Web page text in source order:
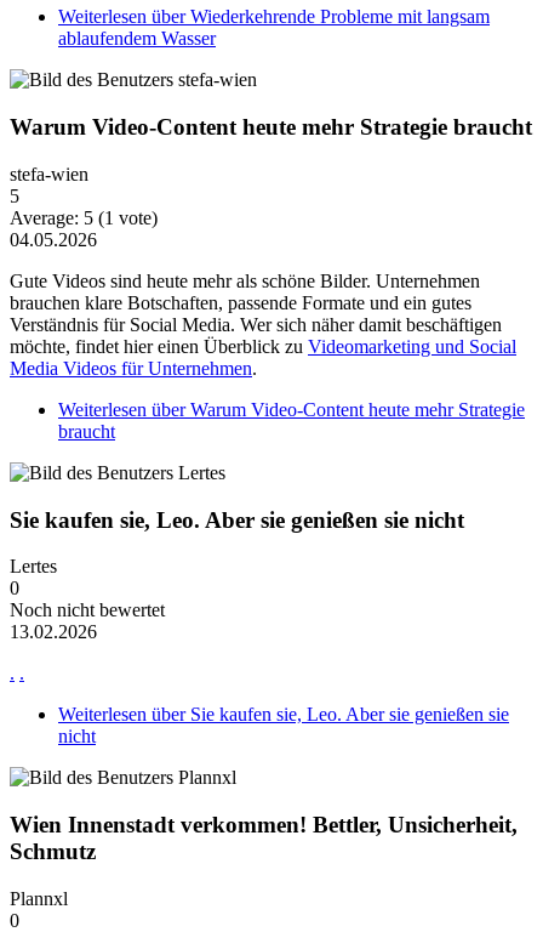
Weiterlesen über Wiederkehrende Probleme mit langsam
ablaufendem Wasser
Warum Video-Content heute mehr Strategie braucht
stefa-wien
5
Average: 5 (1 vote)
04.05.2026
Gute Videos sind heute mehr als schöne Bilder. Unternehmen
brauchen klare Botschaften, passende Formate und ein gutes
Verständnis für Social Media. Wer sich näher damit beschäftigen
möchte, findet hier einen Überblick zu Videomarketing und Social
Media Videos für Unternehmen.
Weiterlesen über Warum Video-Content heute mehr Strategie
braucht
Sie kaufen sie, Leo. Aber sie genießen sie nicht
Lertes
0
Noch nicht bewertet
13.02.2026
. .
Weiterlesen über Sie kaufen sie, Leo. Aber sie genießen sie
nicht
Wien Innenstadt verkommen! Bettler, Unsicherheit,
Schmutz
Plannxl
0